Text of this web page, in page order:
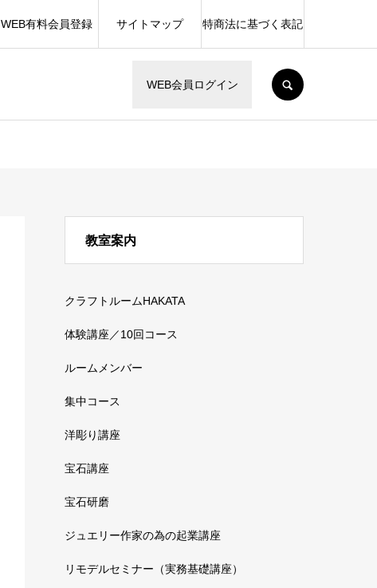
WEB会員ログイン
WEB有料会員登録 サイトマップ 特商法に基づく表記
教室案内
クラフトルームHAKATA
体験講座／10回コース
ルームメンバー
集中コース
洋彫り講座
宝石講座
宝石研磨
ジュエリー作家の為の起業講座
リモデルセミナー（実務基礎講座）